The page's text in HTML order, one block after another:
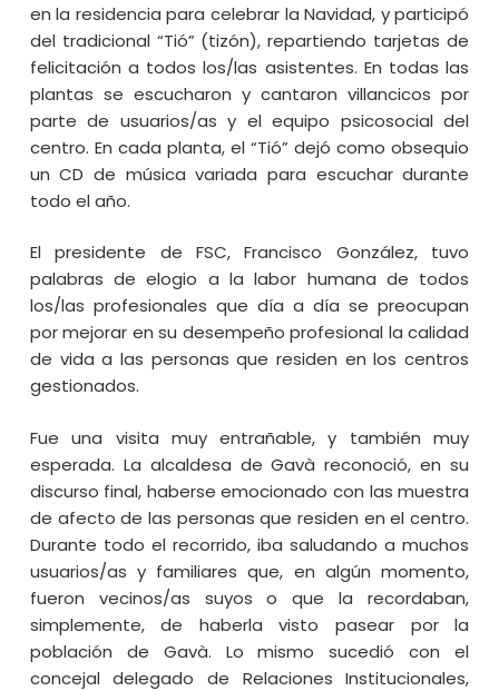
en la residencia para celebrar la Navidad, y participó
del tradicional “Tió” (tizón), repartiendo tarjetas de
felicitación a todos los/las asistentes. En todas las
plantas se escucharon y cantaron villancicos por
parte de usuarios/as y el equipo psicosocial del
centro. En cada planta, el “Tió” dejó como obsequio
un CD de música variada para escuchar durante
todo el año.
El presidente de FSC, Francisco González, tuvo
palabras de elogio a la labor humana de todos
los/las profesionales que día a día se preocupan
por mejorar en su desempeño profesional la calidad
de vida a las personas que residen en los centros
gestionados.
Fue una visita muy entrañable, y también muy
esperada. La alcaldesa de Gavà reconoció, en su
discurso final, haberse emocionado con las muestra
de afecto de las personas que residen en el centro.
Durante todo el recorrido, iba saludando a muchos
usuarios/as y familiares que, en algún momento,
fueron vecinos/as suyos o que la recordaban,
simplemente, de haberla visto pasear por la
población de Gavà. Lo mismo sucedió con el
concejal delegado de Relaciones Institucionales,